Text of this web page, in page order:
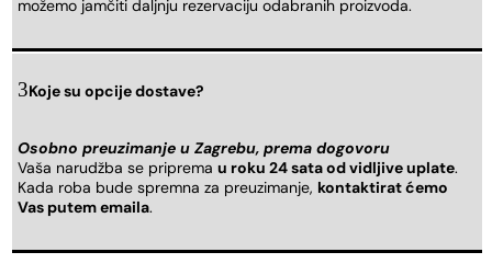
možemo jamčiti daljnju rezervaciju odabranih proizvoda.
Koje su opcije dostave?
Osobno preuzimanje u Zagrebu, prema dogovoru
Vaša narudžba se priprema u roku 24 sata od vidljive uplate.
Kada roba bude spremna za preuzimanje, kontaktirat ćemo
Vas putem emaila.